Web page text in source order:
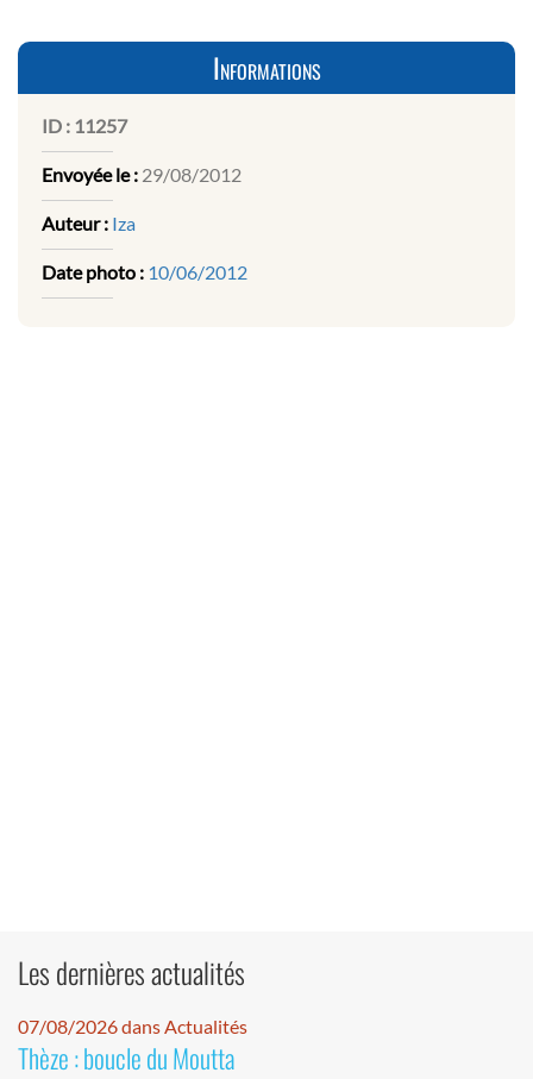
Informations
ID : 11257
Envoyée le : 29/08/2012
Auteur : Iza
Date photo : 10/06/2012
Les dernières actualités
07/08/2026 dans Actualités
Thèze : boucle du Moutta